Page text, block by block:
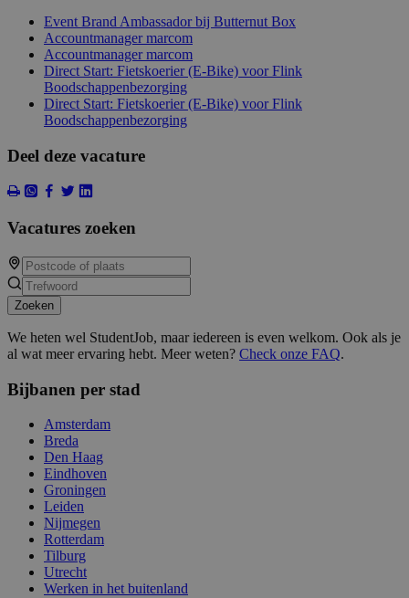
Event Brand Ambassador bij Butternut Box
Accountmanager marcom
Accountmanager marcom
Direct Start: Fietskoerier (E-Bike) voor Flink
Boodschappenbezorging
Direct Start: Fietskoerier (E-Bike) voor Flink
Boodschappenbezorging
Deel deze vacature
Vacatures zoeken
Zoeken
We heten wel StudentJob, maar iedereen is even welkom. Ook als je
al wat meer ervaring hebt. Meer weten? Check onze FAQ.
Bijbanen per stad
Amsterdam
Breda
Den Haag
Eindhoven
Groningen
Leiden
Nijmegen
Rotterdam
Tilburg
Utrecht
Werken in het buitenland